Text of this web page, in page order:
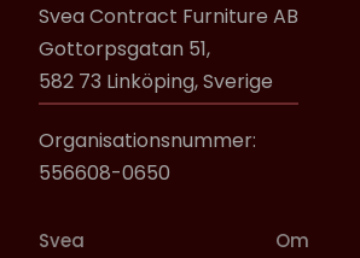
Svea Contract Furniture AB
Gottorpsgatan 51,
582 73 Linköping, Sverige
Organisationsnummer:
556608-0650
Svea Om